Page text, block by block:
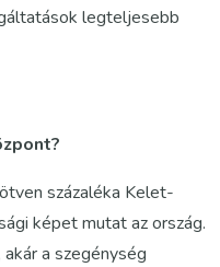
legteljesebb
százaléka Kelet-
képet mutat az ország.
a szegénység